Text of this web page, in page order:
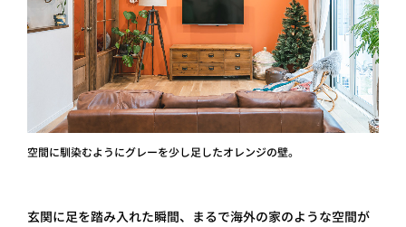
空間に馴染むようにグレーを少し足したオレンジの壁。
玄関に足を踏み入れた瞬間、まるで海外の家のような空間が